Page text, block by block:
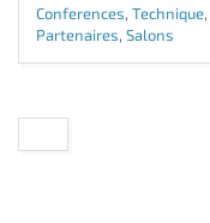
Conferences, Technique,
Partenaires, Salons